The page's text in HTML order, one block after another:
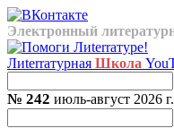
Электронный
Лиterraтурная Школа
№ 242 июль-август 2026 г.